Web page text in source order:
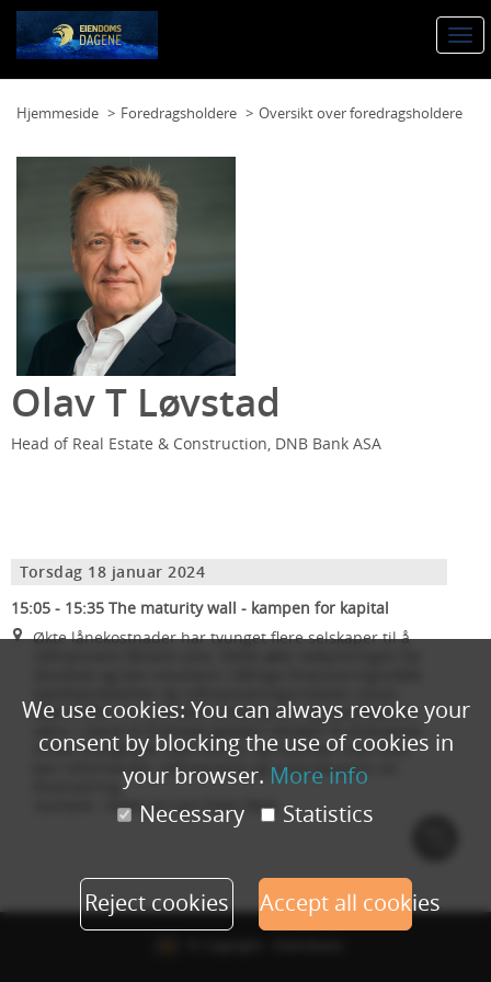
Hjemmeside Foredragsholdere Oversikt over foredragsholdere
Olav T Løvstad
Head of Real Estate & Construction, DNB Bank ASA
Torsdag 18 januar 2024
15:05 - 15:35 The maturity wall - kampen for kapital
Økte lånekostnader har tvunget flere selskaper til å
spørsmålet: Vil eiendomsselskapene og syndikatene
være i stand til å betale gjelden tilbake? Vi diskuterer
hvilke muligheter som finnes, og hvordan man best
kan reforhandle, refinansiere og restrukturere sin
finansiering.
ledes av Lars Even Moe
We use cookies: You can always revoke your
consent by blocking the use of cookies in
your browser. More info
Necessary
Statistics
Reject cookies Accept all cookies